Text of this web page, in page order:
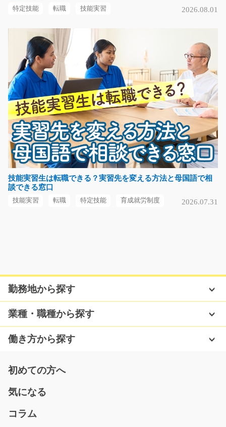
急募
ニアの方も大歓迎で…
長期（3ヶ月以上）
時給1150円
群馬県藤岡市
気になる
経験者の方活躍中の介護のお仕事/t01_00528
★介護経験のある方方募集中！！★キレイな職場で利用
者さんの介助をしてい…
長期（3ヶ月以上）
時給1300円～
愛知県大府市
物流倉庫内で、食品や食材の検品・積込み作業をお任せ
します。 作業の流れ…
長期（3ヶ月以上）
時給1,230円
福岡県古賀市
製品の台車運搬/g04_02464
特定技能 転職 技能実習 2026.08.01
技能実習生は転職できる？実習先を変える方法と母国語で相
談できる窓口
技能実習 転職 特定技能 育成就労制度 2026.07.31
勤務地から探す
業種・職種から探す
働き方から探す
初めての方へ
気になる
コラム